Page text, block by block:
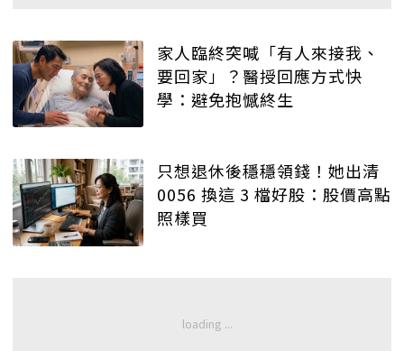
家人臨終突喊「有人來接我、
要回家」？醫授回應方式快
學：避免抱憾終生
只想退休後穩穩領錢！她出清
0056 換這 3 檔好股：股價高點
照樣買